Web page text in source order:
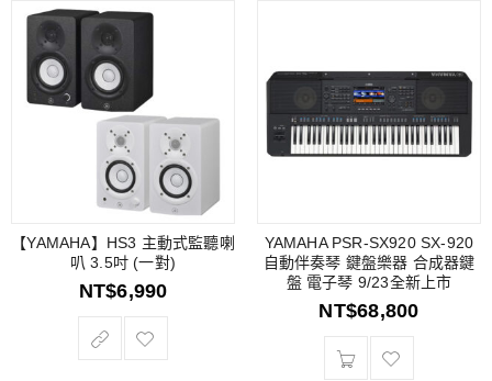
【YAMAHA】HS3 主動式監聽喇
叭 3.5吋 (一對)
NT$6,990
YAMAHA PSR-SX920 SX-920
自動伴奏琴 鍵盤樂器 合成器鍵
盤 電子琴 9/23全新上市
NT$68,800